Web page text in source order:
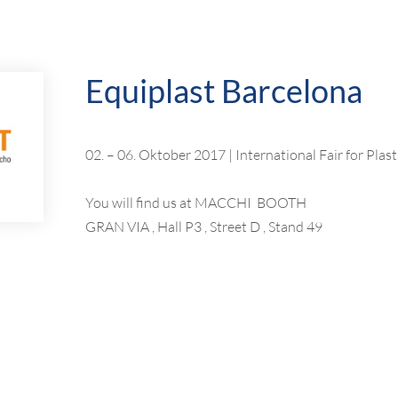
Equiplast Barcelona
02. – 06. Oktober 2017 | International Fair for
You will find us at MACCHI BOOTH
GRAN VIA , Hall P3 , Street D , Stand 49